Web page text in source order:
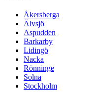
Åkersberga
Älvsjö
Aspudden
Barkarby
Lidingö
Nacka
Rönninge
Solna
Stockholm